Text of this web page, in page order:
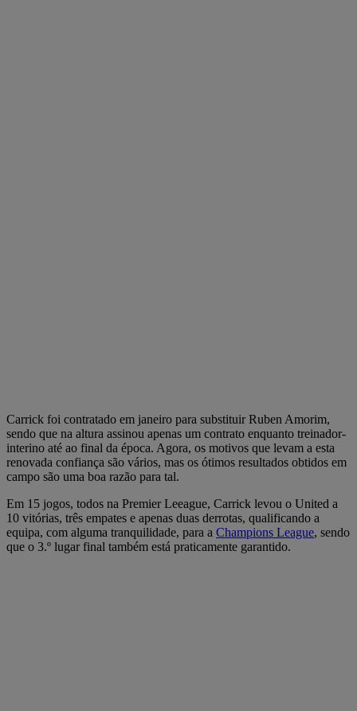
Carrick foi contratado em janeiro para substituir Ruben Amorim,
sendo que na altura assinou apenas um contrato enquanto treinador-
interino até ao final da época. Agora, os motivos que levam a esta
renovada confiança são vários, mas os ótimos resultados obtidos em
campo são uma boa razão para tal.
Em 15 jogos, todos na Premier Leeague, Carrick levou o United a
10 vitórias, três empates e apenas duas derrotas, qualificando a
equipa, com alguma tranquilidade, para a Champions League, sendo
que o 3.º lugar final também está praticamente garantido.